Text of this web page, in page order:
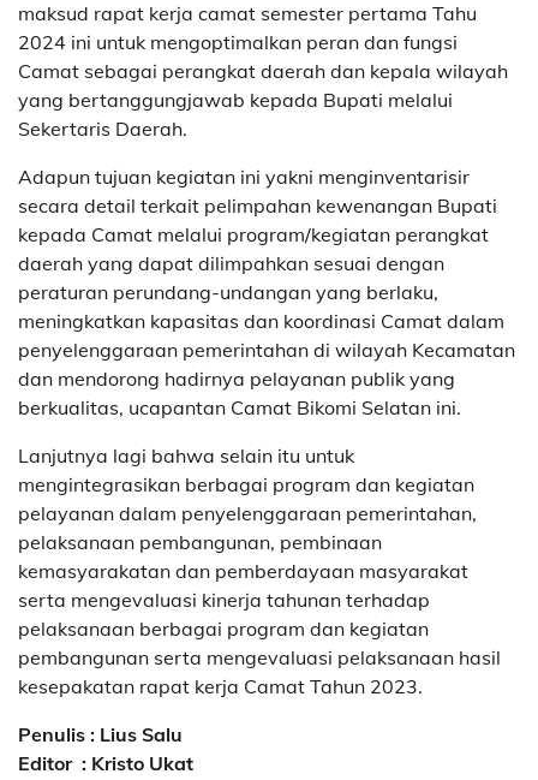
maksud rapat kerja camat semester pertama Tahu
2024 ini untuk mengoptimalkan peran dan fungsi
Camat sebagai perangkat daerah dan kepala wilayah
yang bertanggungjawab kepada Bupati melalui
Sekertaris Daerah.
Adapun tujuan kegiatan ini yakni menginventarisir
secara detail terkait pelimpahan kewenangan Bupati
kepada Camat melalui program/kegiatan perangkat
daerah yang dapat dilimpahkan sesuai dengan
peraturan perundang-undangan yang berlaku,
meningkatkan kapasitas dan koordinasi Camat dalam
penyelenggaraan pemerintahan di wilayah Kecamatan
dan mendorong hadirnya pelayanan publik yang
berkualitas, ucapantan Camat Bikomi Selatan ini.
Lanjutnya lagi bahwa selain itu untuk
mengintegrasikan berbagai program dan kegiatan
pelayanan dalam penyelenggaraan pemerintahan,
pelaksanaan pembangunan, pembinaan
kemasyarakatan dan pemberdayaan masyarakat
serta mengevaluasi kinerja tahunan terhadap
pelaksanaan berbagai program dan kegiatan
pembangunan serta mengevaluasi pelaksanaan hasil
kesepakatan rapat kerja Camat Tahun 2023.
Penulis : Lius Salu
Editor : Kristo Ukat